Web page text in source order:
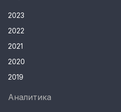
2023
2022
2021
2020
2019
Аналитика